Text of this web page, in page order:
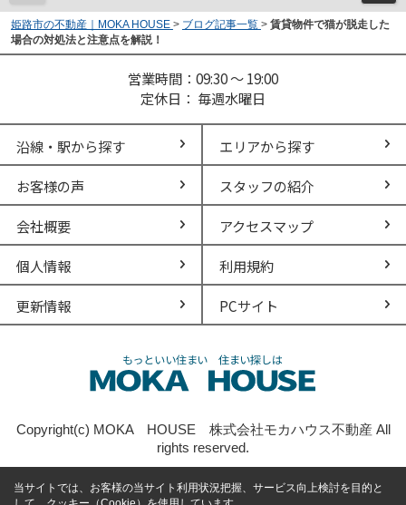
姫路市の不動産｜MOKA HOUSE > ブログ記事一覧 > 賃貸物件で猫が脱走した
場合の対処法と注意点を解説！
営業時間：09:30 ～ 19:00
定休日： 毎週水曜日
沿線・駅から探す エリアから探す
お客様の声 スタッフの紹介
会社概要 アクセスマップ
個人情報 利用規約
更新情報 PCサイト
Copyright(c) MOKA HOUSE 株式会社モカハウス不動産 All
rights reserved.
当サイトでは、お客様の当サイト利用状況把握、サービス向上検討を目的と